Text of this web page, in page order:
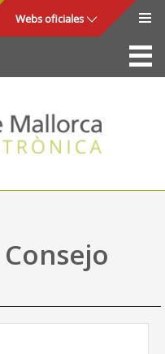
Webs oficiales
La Sede
Consejo de Mallorca
Acceso y seguridad
Utilidades
Mapa web
Ayuda